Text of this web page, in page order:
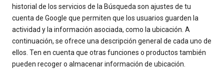
historial de los servicios de la Búsqueda son ajustes de tu
cuenta de Google que permiten que los usuarios guarden la
actividad y la información asociada, como la ubicación. A
continuación, se ofrece una descripción general de cada uno de
ellos. Ten en cuenta que otras funciones o productos también
pueden recoger o almacenar información de ubicación.